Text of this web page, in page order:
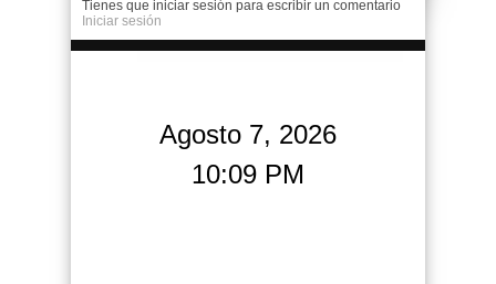
Tienes que iniciar sesión para escribir un comentario
Iniciar sesión
Agosto 7, 2026
10:09 PM